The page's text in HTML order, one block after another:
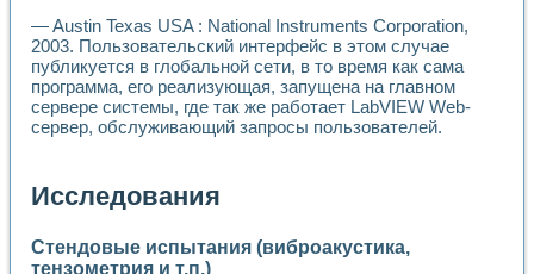
— Austin Texas USA : National Instruments Corporation,
2003. Пользовательский интерфейс в этом случае
публикуется в глобальной сети, в то время как сама
программа, его реализующая, запущена на главном
сервере системы, где так же работает LabVIEW Web-
сервер, обслуживающий запросы пользователей.
Исследования
Стендовые испытания (виброакустика,
тензометрия и т.п.)